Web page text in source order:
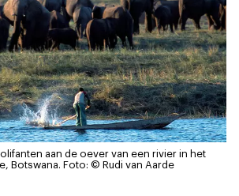
aan de oever van een rivier in het
Botswana. Foto: © Rudi van Aarde